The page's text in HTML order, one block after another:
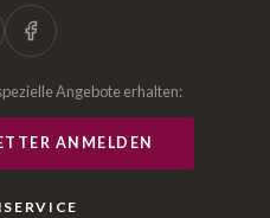
Angebote erhalten:
ANMELDEN